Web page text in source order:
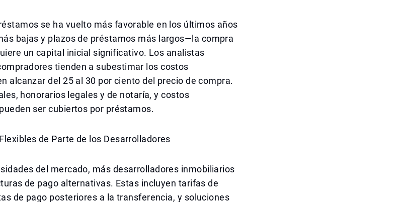
se ha vuelto más favorable en los últimos años
bajas y plazos de préstamos más largos—la compra
un capital inicial significativo. Los analistas
tienden a subestimar los costos
alcanzar del 25 al 30 por ciento del precio de compra.
honorarios legales y de notaría, y costos
ser cubiertos por préstamos.
de Parte de los Desarrolladores
del mercado, más desarrolladores inmobiliarios
de pago alternativas. Estas incluyen tarifas de
de pago posteriores a la transferencia, y soluciones